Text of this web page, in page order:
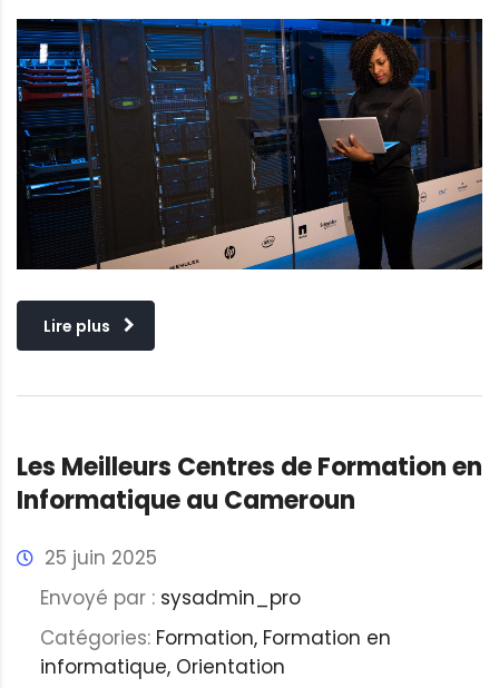
Lire plus
Les Meilleurs Centres de Formation en
Informatique au Cameroun
25 juin 2025
Envoyé par : sysadmin_pro
Catégories: Formation, Formation en
informatique, Orientation